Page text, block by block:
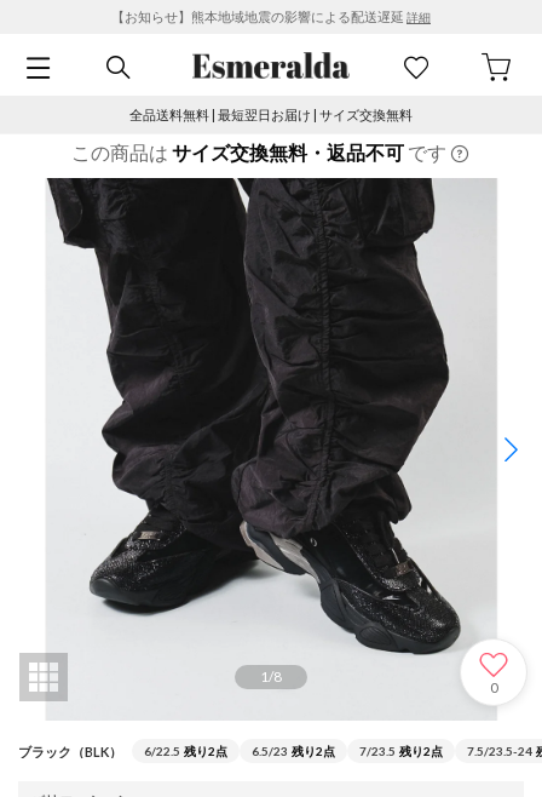
【お知らせ】熊本地域地震の影響による配送遅延 詳細
全品送料無料 | 最短翌日お届け | サイズ交換無料
この商品は サイズ交換無料・返品不可 です
1/8
0
ブラック（BLK） 6/22.5 残り2点 6.5/23 残り2点 7/23.5 残り2点 7.5/23.5-24